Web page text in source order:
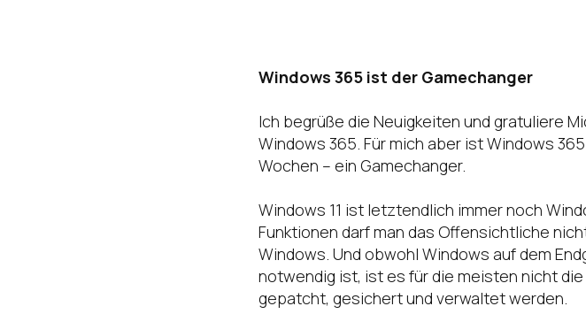
Windows 365 ist der Gamechanger
Ich begrüße die Neuigkeiten und gratuliere
Windows 365. Für mich aber ist Windows
Wochen – ein Gamechanger.
Windows 11 ist letztendlich immer noch
Funktionen darf man das Offensichtliche
Windows. Und obwohl Windows auf dem
notwendig ist, ist es für die meisten nicht
gepatcht, gesichert und verwaltet werden.